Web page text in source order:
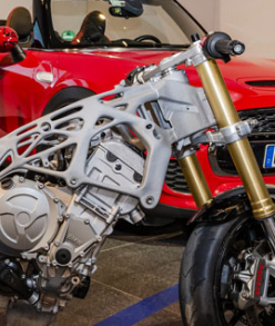
Business
Interviews
Rankings
Videos